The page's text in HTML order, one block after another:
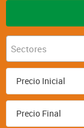
Sectores